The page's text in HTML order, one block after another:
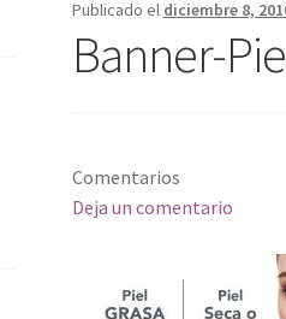
Publicado el diciembre 8,
Banner-
Comentarios
Deja un comentario